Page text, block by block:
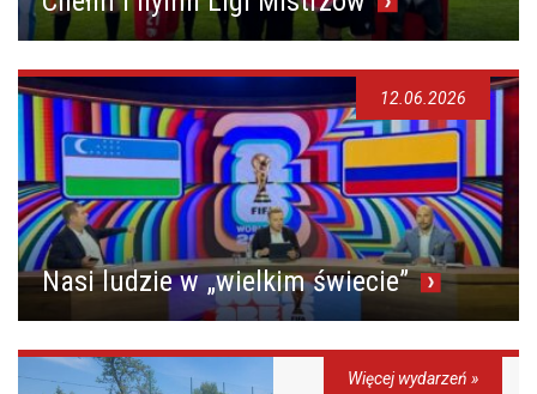
Nasi ludzie w „wielkim świecie”
12.06.2026
Więcej wydarzeń »